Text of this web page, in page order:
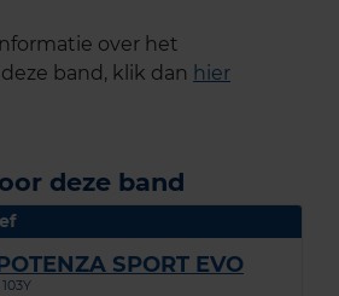
over het
band, klik dan hier
deze band
SPORT EVO